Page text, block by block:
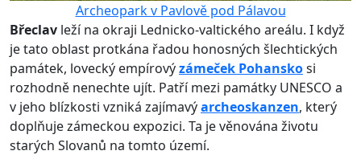
Archeopark v Pavlově pod Pálavou
Břeclav leží na okraji Lednicko-valtického areálu. I když
je tato oblast protkána řadou honosných šlechtických
památek, lovecký empírovýzámeček Pohanskosi
rozhodně nenechte ujít. Patří mezi památky UNESCO a
v jeho blízkosti vzniká zajímavýarcheoskanzen, který
doplňuje zámeckou expozici. Ta je věnována životu
starých Slovanů na tomto území.